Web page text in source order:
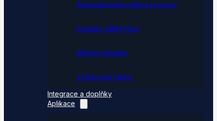
Automatizujeme data a procesy
Doplňky ABRA Flexi
Mobilní skladník
Vytěžování faktur
Integrace a doplňky
Aplikace